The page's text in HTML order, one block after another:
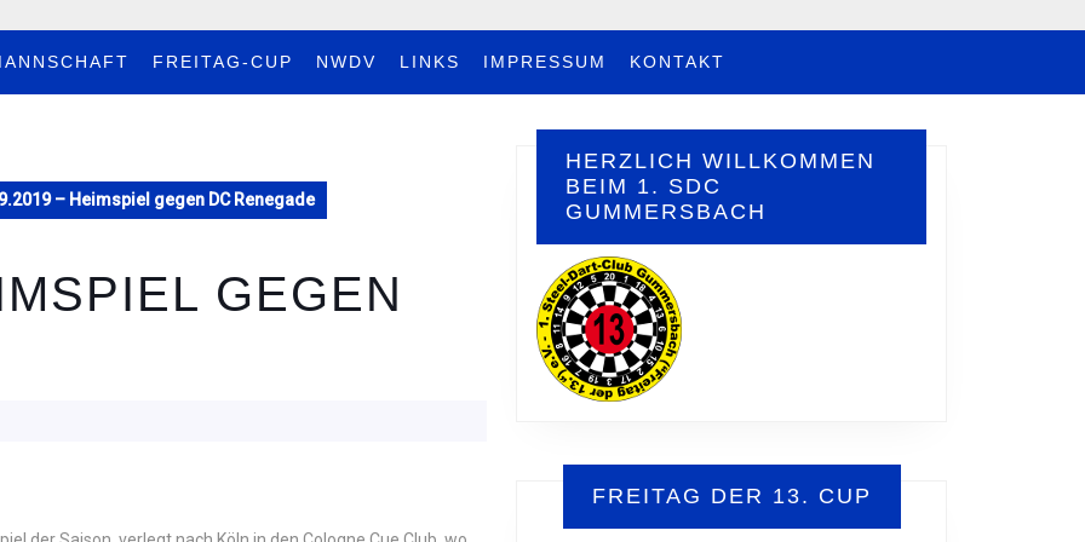
FREITAG-CUP NWDV LINKS IMPRESSUM KONTAKT
– Heimspiel gegen DC Renegade
GEGEN
HERZLICH WILLKOMMEN
BEIM 1. SDC
GUMMERSBACH
FREITAG DER 13. CUP